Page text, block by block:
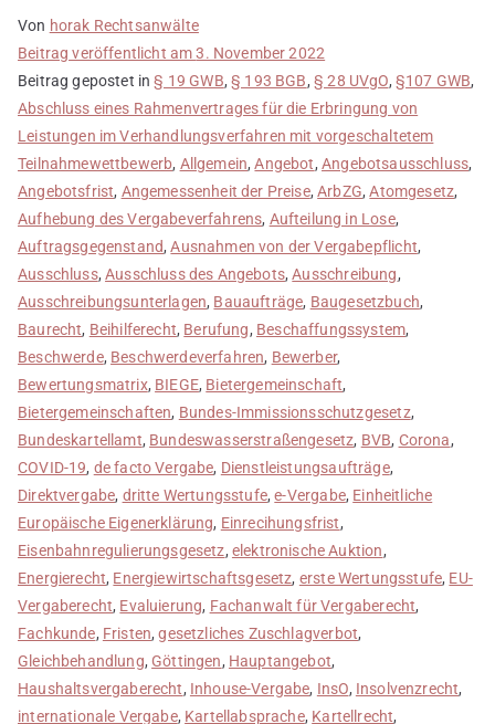
Von horak Rechtsanwälte
Beitrag veröffentlicht am3. November 2022
Beitrag gepostet in§ 19 GWB,§ 193 BGB, § 28 UVgO, §107 GWB,
Abschluss eines Rahmenvertrages für die Erbringung von
Leistungen im Verhandlungsverfahren mit vorgeschaltetem
Teilnahmewettbewerb, Allgemein,Angebot, Angebotsausschluss,
Angebotsfrist, Angemessenheit der Preise,ArbZG,Atomgesetz,
Aufhebung des Vergabeverfahrens, Aufteilung in Lose,
Auftragsgegenstand,Ausnahmen von der Vergabepflicht,
Ausschluss,Ausschluss des Angebots,Ausschreibung,
Ausschreibungsunterlagen, Bauaufträge, Baugesetzbuch,
Baurecht, Beihilferecht, Berufung, Beschaffungssystem,
Beschwerde, Beschwerdeverfahren, Bewerber,
Bewertungsmatrix, BIEGE, Bietergemeinschaft,
Bietergemeinschaften, Bundes-Immissionsschutzgesetz,
Bundeskartellamt, Bundeswasserstraßengesetz, BVB, Corona,
COVID-19, de facto Vergabe, Dienstleistungsaufträge,
Direktvergabe, dritte Wertungsstufe,e-Vergabe, Einheitliche
Europäische Eigenerklärung, Einrecihungsfrist,
Eisenbahnregulierungsgesetz, elektronische Auktion,
Energierecht, Energiewirtschaftsgesetz, erste Wertungsstufe, EU-
Vergaberecht, Evaluierung, Fachanwalt für Vergaberecht,
Fachkunde, Fristen,gesetzliches Zuschlagverbot,
Gleichbehandlung, Göttingen, Hauptangebot,
Haushaltsvergaberecht, Inhouse-Vergabe, InsO, Insolvenzrecht,
internationale Vergabe, Kartellabsprache, Kartellrecht,